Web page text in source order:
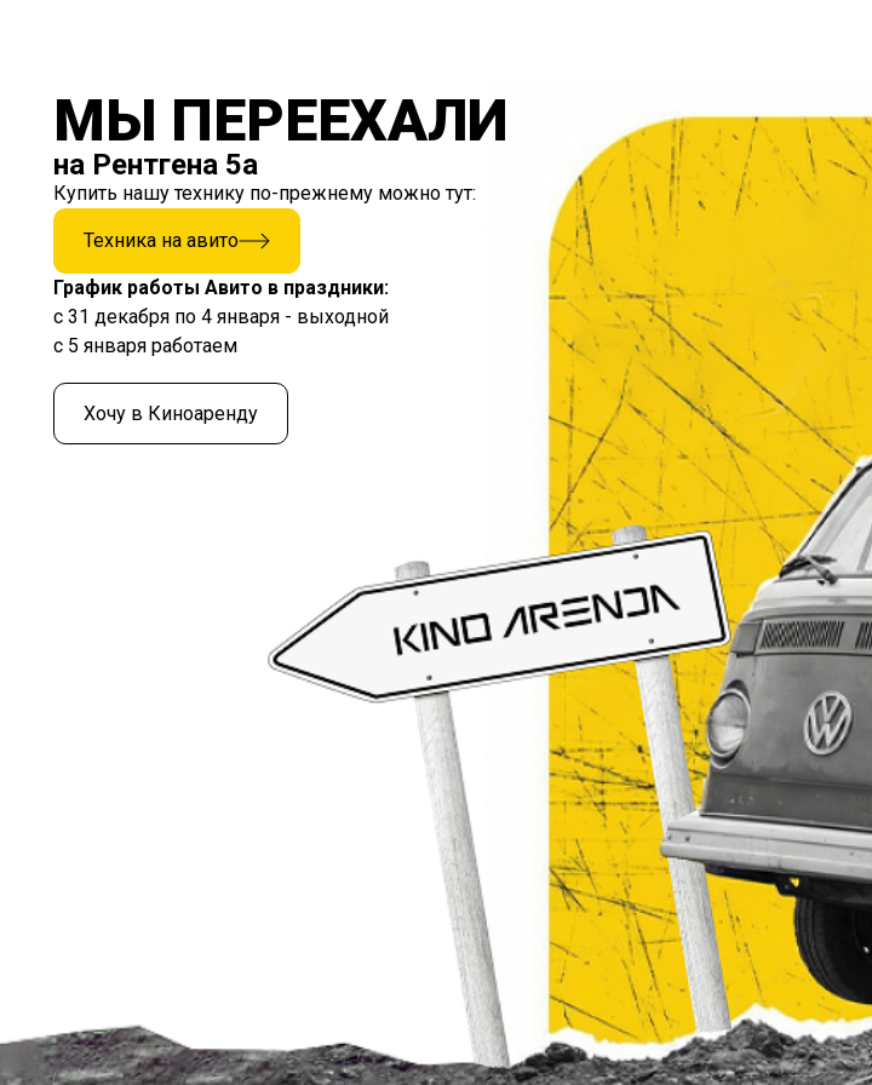
МЫ ПЕРЕЕХАЛИ
на Рентгена 5а
Купить нашу технику по-прежнему можно тут:
Техника на авито
График работы Авито в праздники:
с 31 декабря по 4 января - выходной
с 5 января работаем
Хочу в Киноаренду